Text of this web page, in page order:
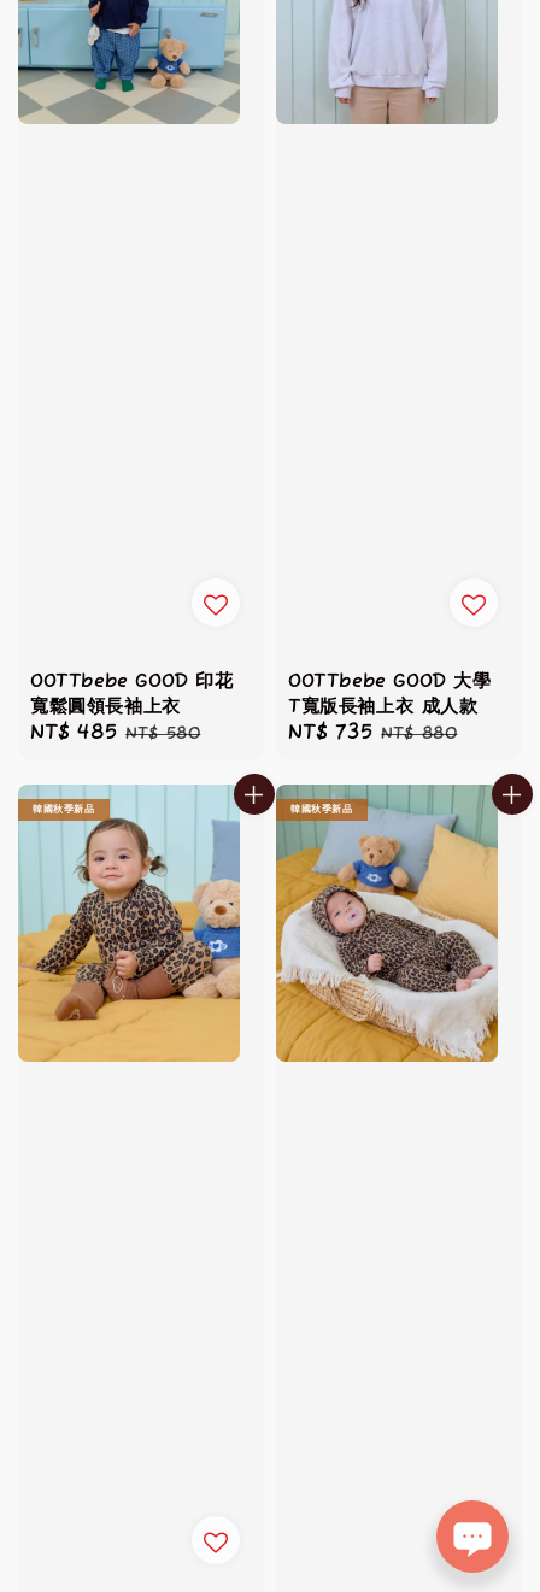
OOTTbebe GOOD 印花
寬鬆圓領長袖上衣
Sale
NT$ 485 Regular
NT$ 580
OOTTbebe GOOD 大學
T寬版長袖上衣 成人款
Sale
NT$ 735 Regular
NT$ 880
韓國秋季新品 韓國秋季新品